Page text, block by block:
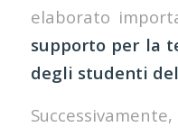
elaborato
supporto per la
degli studenti